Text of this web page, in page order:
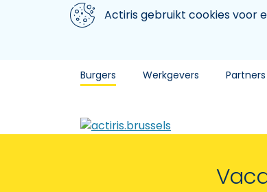
Aller au contenu principal
We gebruiken cookiesActiris gebruikt cookies voor
Burgers Werkgevers Partners